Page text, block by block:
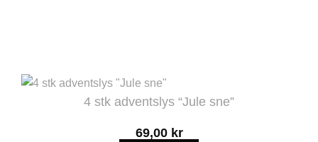
4 stk adventslys “Jule sne”
69,00 kr